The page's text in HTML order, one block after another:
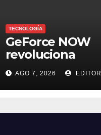
TECNOLOGÍA
GeForce NOW
revoluciona
agosto con 26
nuevos juegos
AGO 7, 2026 EDITOR